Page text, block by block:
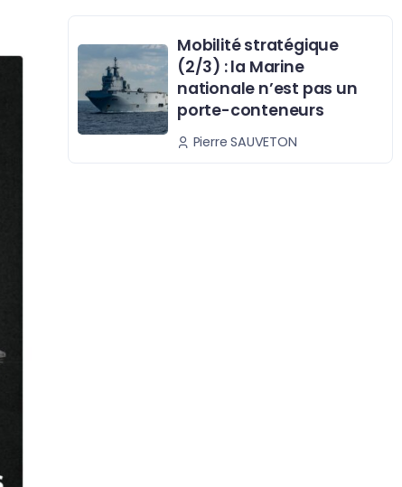
Mobilité stratégique
(2/3) : la Marine
nationale n’est pas un
porte-conteneurs
Pierre SAUVETON